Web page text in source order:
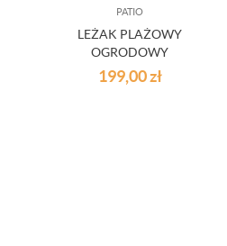
PATIO
LEŻAK PLAŻOWY
OGRODOWY
RELAX
199,00zł